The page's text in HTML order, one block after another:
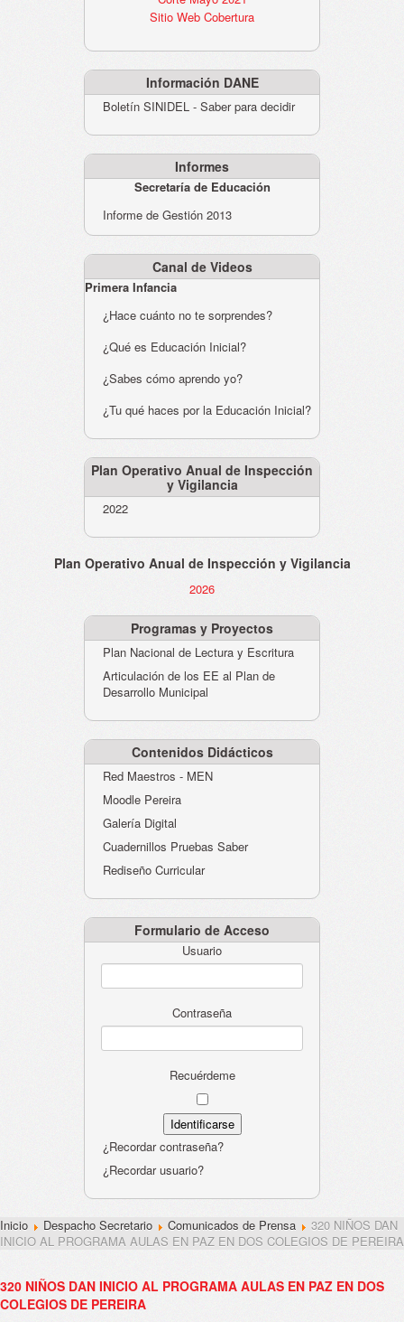
Sitio Web Cobertura
Información DANE
Boletín SINIDEL - Saber para decidir
Informes
Secretaría de Educación
Informe de Gestión 2013
Canal de Videos
Primera Infancia
¿Hace cuánto no te sorprendes?
¿Qué es Educación Inicial?
¿Sabes cómo aprendo yo?
¿Tu qué haces por la Educación Inicial?
Plan Operativo Anual de Inspección
y Vigilancia
2022
Plan Operativo Anual de Inspección y Vigilancia
2026
Programas y Proyectos
Plan Nacional de Lectura y Escritura
Articulación de los EE al Plan de
Desarrollo Municipal
Contenidos Didácticos
Red Maestros - MEN
Moodle Pereira
Galería Digital
Cuadernillos Pruebas Saber
Rediseño Curricular
Formulario de Acceso
Usuario
Contraseña
Recuérdeme
¿Recordar contraseña?
¿Recordar usuario?
Inicio Despacho Secretario Comunicados de Prensa
320 NIÑOS DAN
INICIO AL PROGRAMA AULAS EN PAZ EN DOS COLEGIOS DE PEREIRA
320 NIÑOS DAN INICIO AL PROGRAMA AULAS EN PAZ EN DOS
COLEGIOS DE PEREIRA